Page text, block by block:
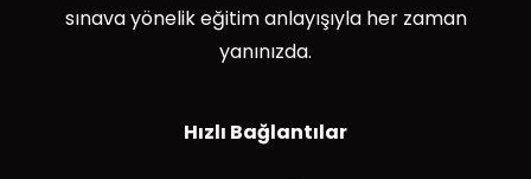
sınava yönelik eğitim anlayışıyla her zaman
yanınızda.
Hızlı Bağlantılar